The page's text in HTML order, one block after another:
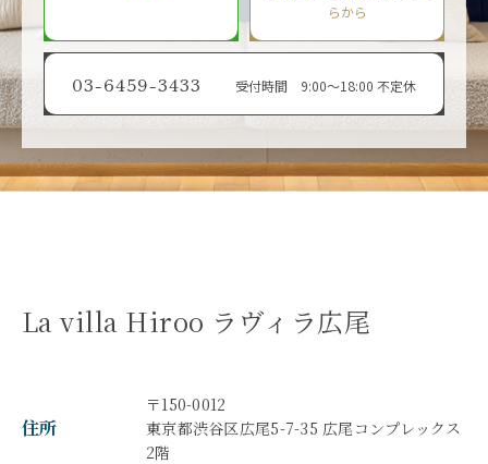
らから
03-6459-3433 受付時間 9:00〜18:00 不定休
La villa Hiroo ラヴィラ広尾
住所
〒150-0012
東京都渋谷区広尾5-7-35 広尾コンプレックス
2階